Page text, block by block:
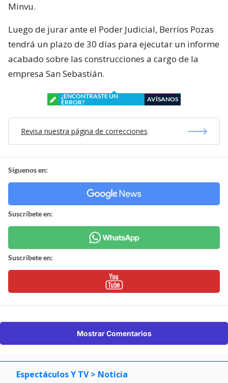
Minvu.
Luego de jurar ante el Poder Judicial, Berríos Pozas
tendrá un plazo de 30 días para ejecutar un informe
acabado sobre las construcciones a cargo de la
empresa San Sebastián.
¿ENCONTRASTE UN
ERROR?
AVÍSANOS
Revisa nuestra página de correcciones
Síguenos en:
Suscríbete en:
Suscríbete en:
Mostrar Comentarios
Espectáculos Y TV > Noticia